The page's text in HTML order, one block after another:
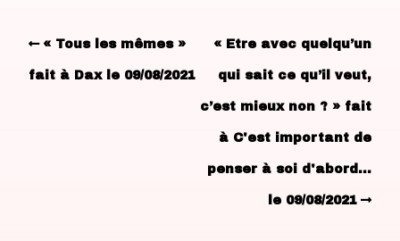
« Tous les mêmes »
fait à Dax le 09/08/2021
« Etre avec quelqu’un
qui sait ce qu’il veut,
c’est mieux non ? » fait
à C'est important de
penser à soi d'abord…
le 09/08/2021